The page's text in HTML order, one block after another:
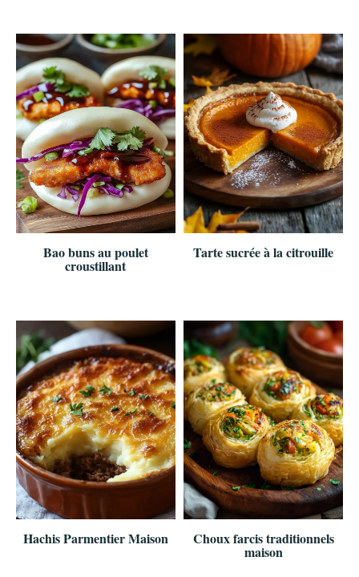
Bao buns au poulet
croustillant
Tarte sucrée à la citrouille
Hachis Parmentier Maison Choux farcis traditionnels
maison